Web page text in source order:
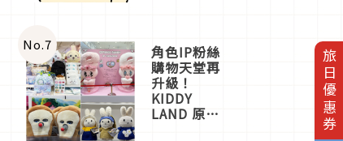
旅日優惠券
一同給出了
答案
No.7 角色IP粉絲
購物天堂再
升級！
KIDDY
LAND 原宿